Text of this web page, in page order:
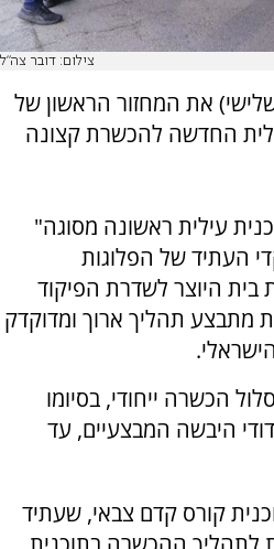
צילום: דובר צה"ל
את המחזור הראשון של
החדשה להכשרת קצונה
עילית ראשונה מסוגה"
העתיד של הפלוגות
בית היוצר לשדרת הפיקוד
מתבצע תהליך ארוך ומדוקדק
הכשרה ייחודי, בסיומו
היבשה המבצעיים, עד
קורס קדם צבאי, שעתיד